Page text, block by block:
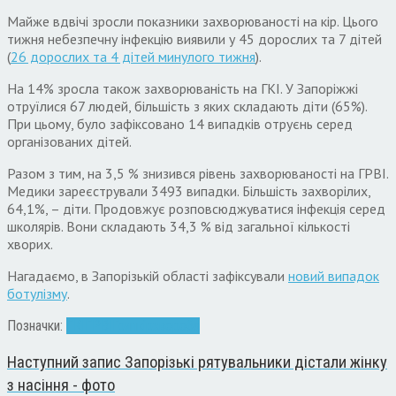
Майже вдвічі зросли показники захворюваності на кір. Цього
тижня небезпечну інфекцію виявили у 45 дорослих та 7 дітей
(26 дорослих та 4 дітей минулого тижня).
На 14% зросла також захворюваність на ГКІ. У Запоріжжі
отруїлися 67 людей, більшість з яких складають діти (65%).
При цьому, було зафіксовано 14 випадків отруєнь серед
організованих дітей.
Разом з тим, на 3,5 % знизився рівень захворюваності на ГРВІ.
Медики зареєстрували 3493 випадки. Більшість захворілих,
64,1%, – діти. Продовжує розповсюджуватися інфекція серед
школярів. Вони складають 34,3 % від загальної кількості
хворих.
Нагадаємо, в Запорізькій області зафіксували новий випадок
ботулізму.
Позначки:
Наступний запис Запорізькі рятувальники дістали жінку
з насіння - фото